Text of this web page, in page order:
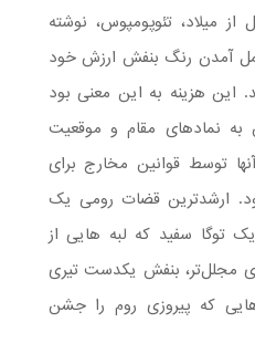
مورخ قرن ۴ قبل از میلاد، تئوپومپوس، نوشته
آمدن رنگ بنفش ارزش خود
این هزینه به این معنی بود
نمادهای مقام و موقعیت
توسط قوانین مخارج برای
ارشدترین قضات رومی یک
توگا سفید که لبه هایی از
مجلل‌تر، بنفش یکدست تیری
که پیروزی روم را جشن